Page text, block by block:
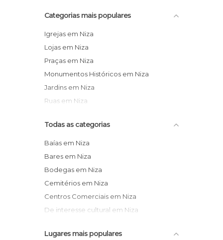
Categorias mais populares
Igrejas em Niza
Lojas em Niza
Praças em Niza
Monumentos Históricos em Niza
Jardins em Niza
Ruas em Niza
Todas as categorias
Baías em Niza
Bares em Niza
Bodegas em Niza
Cemitérios em Niza
Centros Comerciais em Niza
De interesse cultural em Niza
De interesse turístico em Niza
Lugares mais populares